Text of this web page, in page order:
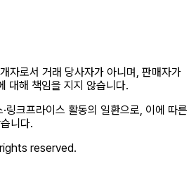
자로서 거래 당사자가 아니며, 판매자가
대해 책임을 지지 않습니다.
링크프라이스 활동의 일환으로, 이에 따른
니다.
reserved.